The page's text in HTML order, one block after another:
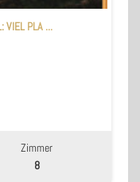
VIEL PLA ...
Zimmer
8